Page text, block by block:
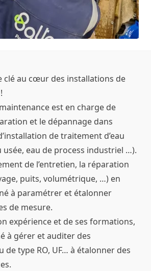
clé au cœur des installations de
est en charge de
et le dépannage dans
de traitement d’eau
usée, eau de process industriel …).
de l’entretien, la réparation
puits, volumétrique, …) en
à paramétrer et étalonner
de mesure.
expérience et de ses formations,
à gérer et auditer des
de type RO, UF… à étalonner des